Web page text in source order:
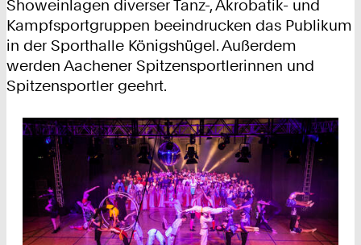
Showeinlagen diverser Tanz-, Akrobatik- und
Kampfsportgruppen beeindrucken das Publikum
in der Sporthalle Königshügel. Außerdem
werden Aachener Spitzensportlerinnen und
Spitzensportler geehrt.